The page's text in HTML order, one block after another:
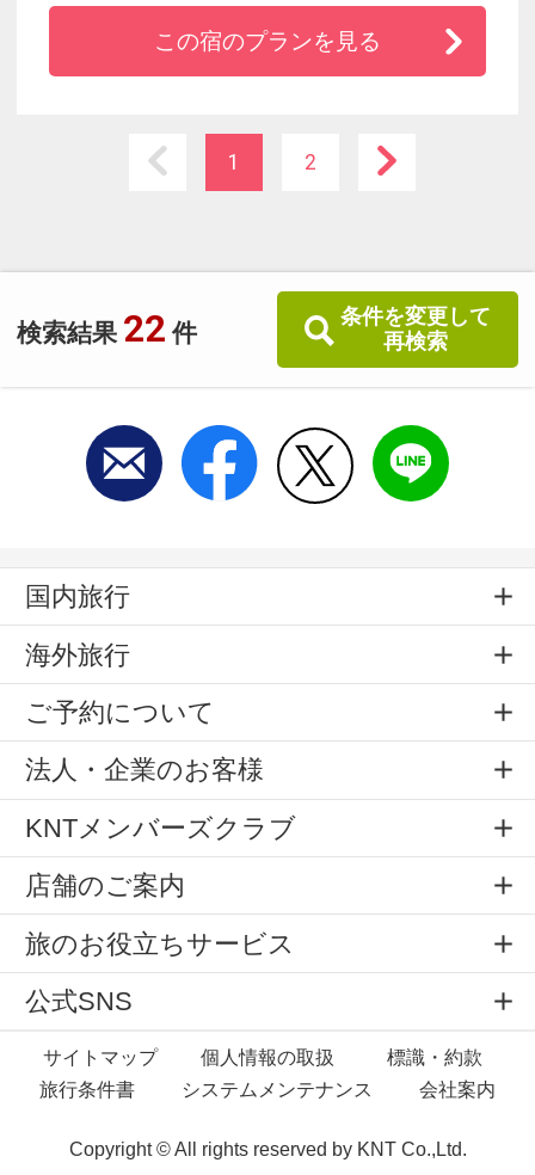
検索結果 22 件
条件を変更して
再検索
豊かな自然の恵みを活かし、四季を感じさせる
料理人自慢の日本料理をご堪能ください。
この宿のプランを見る
1 2
国内旅行
海外旅行
ご予約について
法人・企業のお客様
KNTメンバーズクラブ
店舗のご案内
旅のお役立ちサービス
公式SNS
サイトマップ 個人情報の取扱
標識・約款
旅行条件書
システムメンテナンス 会社案内
Copyright © All rights reserved by KNT Co.,Ltd.